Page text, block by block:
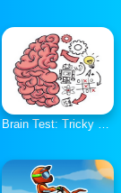
Brain Test: Tricky Puzzles